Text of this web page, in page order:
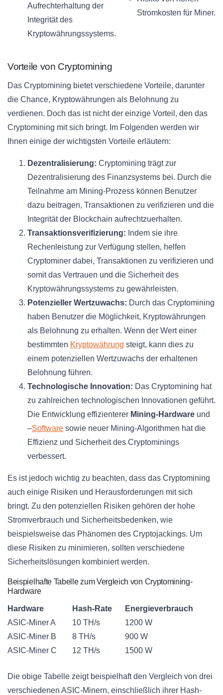
Aufrechterhaltung der
Integrität des
Kryptowährungssystems.
Stromkosten für Miner.
Vorteile von Cryptomining
Das Cryptomining bietet verschiedene Vorteile, darunter
die Chance, Kryptowährungen als Belohnung zu
verdienen. Doch das ist nicht der einzige Vorteil, den das
Cryptomining mit sich bringt. Im Folgenden werden wir
Ihnen einige der wichtigsten Vorteile erläutern:
Dezentralisierung: Cryptomining trägt zur
Dezentralisierung des Finanzsystems bei. Durch die
Teilnahme am Mining-Prozess können Benutzer
dazu beitragen, Transaktionen zu verifizieren und die
Integrität der Blockchain aufrechtzuerhalten.
Transaktionsverifizierung: Indem sie ihre
Rechenleistung zur Verfügung stellen, helfen
Cryptominer dabei, Transaktionen zu verifizieren und
somit das Vertrauen und die Sicherheit des
Kryptowährungssystems zu gewährleisten.
Potenzieller Wertzuwachs: Durch das Cryptomining
haben Benutzer die Möglichkeit, Kryptowährungen
als Belohnung zu erhalten. Wenn der Wert einer
bestimmten Kryptowährung steigt, kann dies zu
einem potenziellen Wertzuwachs der erhaltenen
Belohnung führen.
Technologische Innovation: Das Cryptomining hat
zu zahlreichen technologischen Innovationen geführt.
Die Entwicklung effizienterer Mining-Hardware und
–Software sowie neuer Mining-Algorithmen hat die
Effizienz und Sicherheit des Cryptominings
verbessert.
Es ist jedoch wichtig zu beachten, dass das Cryptomining
auch einige Risiken und Herausforderungen mit sich
bringt. Zu den potenziellen Risiken gehören der hohe
Stromverbrauch und Sicherheitsbedenken, wie
beispielsweise das Phänomen des Cryptojackings. Um
diese Risiken zu minimieren, sollten verschiedene
Sicherheitslösungen kombiniert werden.
Beispielhafte Tabelle zum Vergleich von Cryptomining-
Hardware
Hardware Hash-Rate
Energieverbrauch
ASIC-Miner A
10 TH/s
1200 W
ASIC-Miner B
8 TH/s
900 W
ASIC-Miner C
12 TH/s 1500 W
Die obige Tabelle zeigt beispielhaft den Vergleich von drei
verschiedenen ASIC-Minern, einschließlich ihrer Hash-